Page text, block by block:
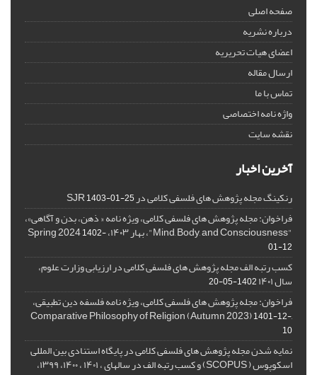
صفحه اصلی
درباره نشریه
اعضای هیات تحریریه
ارسال مقاله
تماس با ما
واژه نامه اختصاصی
نقشه سایت
آخرین اخبار
رنکینگ مجله پژوهش های فلسفی کلامی در SJR1403-01-25
فراخوان: مجله پژوهش های فلسفی کلامی، ویژه نامه « ذهن، بدن و آگاهی»،
"Mind, Body, and Consciousness"، بهار ۱۴۰۳، Spring 2024
1402-
01-12
کسب رتبه الف مجله پژوهش های فلسفی کلامی در ارزیابی وزارت علوم،
سال ۱۴۰۱ 1402-05-20
فراخوان: مجله پژوهش های فلسفی کلامی، ویژه نامه فلسفه دین تطبیقی،
,Comparative Philosophy of Religion (Autumn 2023)
1401-12-
10
نمایه شدن مجله پژوهش های فلسفی کلامی در پایگاه استنادی بین المللی
اسکوپوس ( SCOPUS) و کسب رتبه الف در سالهای ، ۱۴۰۱ ، ۱۴۰۰، ۱۳۹۹،